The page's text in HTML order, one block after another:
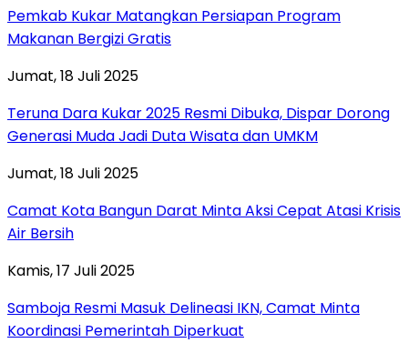
Pemkab Kukar Matangkan Persiapan Program
Makanan Bergizi Gratis
Jumat, 18 Juli 2025
Teruna Dara Kukar 2025 Resmi Dibuka, Dispar Dorong
Generasi Muda Jadi Duta Wisata dan UMKM
Jumat, 18 Juli 2025
Camat Kota Bangun Darat Minta Aksi Cepat Atasi Krisis
Air Bersih
Kamis, 17 Juli 2025
Samboja Resmi Masuk Delineasi IKN, Camat Minta
Koordinasi Pemerintah Diperkuat